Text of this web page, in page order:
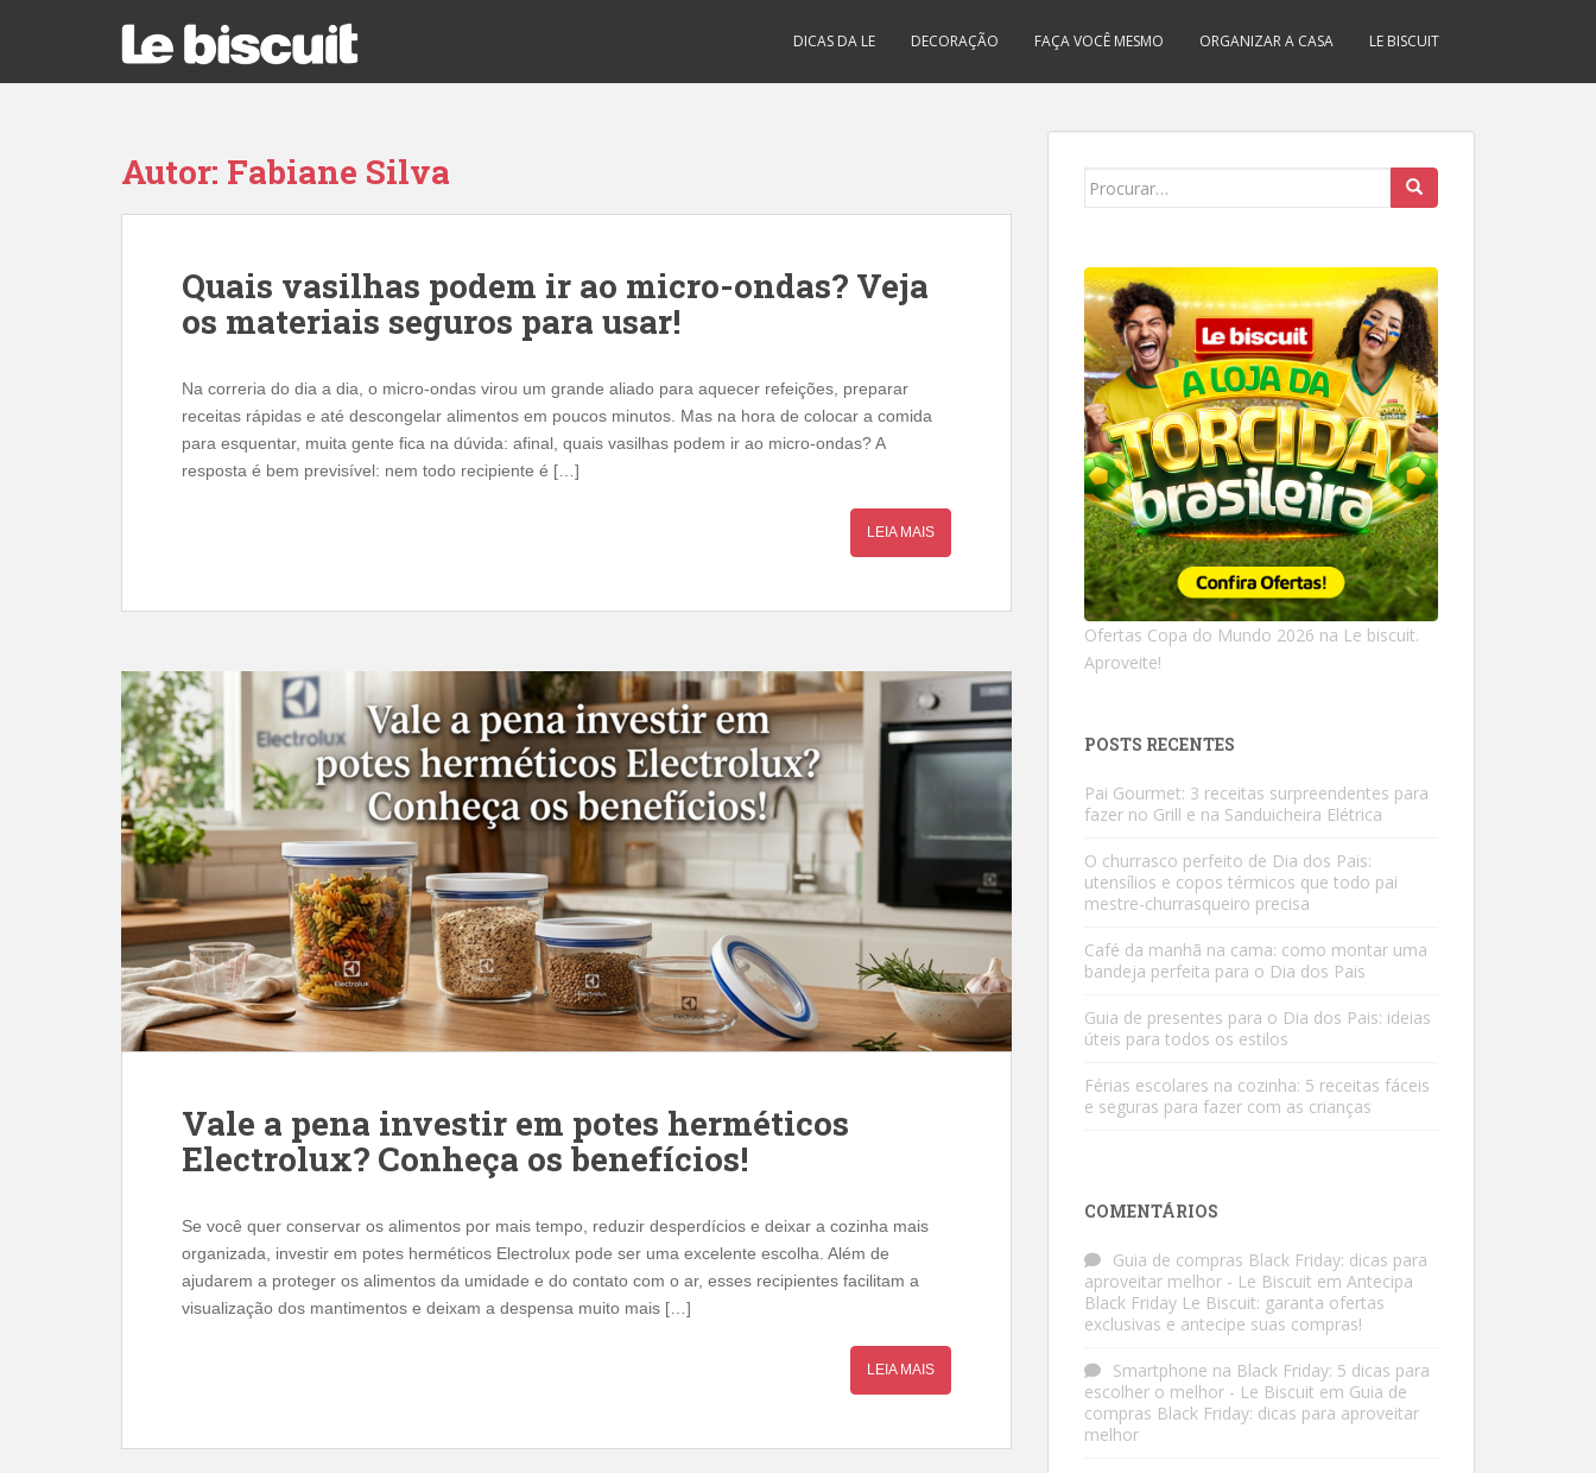
DICAS DA LE DECORAÇÃO FAÇA VOCÊ MESMO ORGANIZAR A CASA LE BISCUIT
Autor: Fabiane Silva
Quais vasilhas podem ir ao micro-ondas? Veja
os materiais seguros para usar!
Na correria do dia a dia, o micro-ondas virou um grande aliado para aquecer refeições, preparar
receitas rápidas e até descongelar alimentos em poucos minutos. Mas na hora de colocar a comida
para esquentar, muita gente fica na dúvida: afinal, quais vasilhas podem ir ao micro-ondas? A
resposta é bem previsível: nem todo recipiente é […]
LEIA MAIS
Vale a pena investir em potes herméticos
Electrolux? Conheça os benefícios!
Se você quer conservar os alimentos por mais tempo, reduzir desperdícios e deixar a cozinha mais
organizada, investir em potes herméticos Electrolux pode ser uma excelente escolha. Além de
ajudarem a proteger os alimentos da umidade e do contato com o ar, esses recipientes facilitam a
visualização dos mantimentos e deixam a despensa muito mais […]
LEIA MAIS
Search
Ofertas Copa do Mundo 2026 na Le biscuit.
Aproveite!
POSTS RECENTES
Pai Gourmet: 3 receitas surpreendentes para
fazer no Grill e na Sanduicheira Elétrica
O churrasco perfeito de Dia dos Pais:
utensílios e copos térmicos que todo pai
mestre-churrasqueiro precisa
Café da manhã na cama: como montar uma
bandeja perfeita para o Dia dos Pais
Guia de presentes para o Dia dos Pais: ideias
úteis para todos os estilos
Férias escolares na cozinha: 5 receitas fáceis
e seguras para fazer com as crianças
COMENTÁRIOS
Guia de compras Black Friday: dicas para
aproveitar melhor - Le Biscuit em Antecipa
Black Friday Le Biscuit: garanta ofertas
exclusivas e antecipe suas compras!
Smartphone na Black Friday: 5 dicas para
escolher o melhor - Le Biscuit em Guia de
compras Black Friday: dicas para aproveitar
melhor